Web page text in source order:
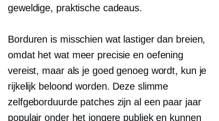
geweldige, praktische cadeaus.
Borduren is misschien wat lastiger dan breien,
omdat het wat meer precisie en oefening
vereist, maar als je goed genoeg wordt, kun je
rijkelijk beloond worden. Deze slimme
zelfgeborduurde patches zijn al een paar jaar
populair onder het jongere publiek en kunnen